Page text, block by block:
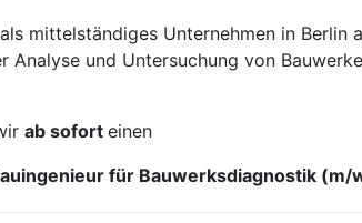
mittelständiges Unternehmen in
und Untersuchung von
ab sofort einen
für Bauwerksdiagnostik (m/